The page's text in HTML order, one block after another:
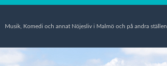
Musik, Komedi och annat Nöjesliv i Malmö och på andra ställen